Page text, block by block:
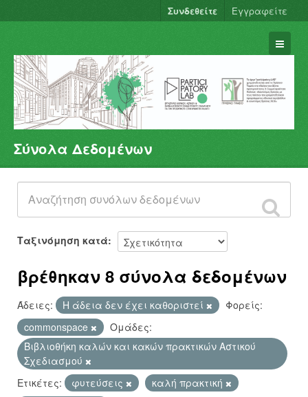
Συνδεθείτε Εγγραφείτε
Σύνολα Δεδομένων
Φορείς
Ομάδες
Σχετικά
Σύνολα Δεδομένων
Ταξινόμηση κατά
βρέθηκαν 8 σύνολα δεδομένων
Άδειες: Η άδεια δεν έχει καθοριστεί
Φορείς:
commonspace
Ομάδες:
Βιβλιοθήκη καλών και κακών πρακτικών Αστικού
Σχεδιασμού
Ετικέτες:
φυτεύσεις
καλή πρακτική